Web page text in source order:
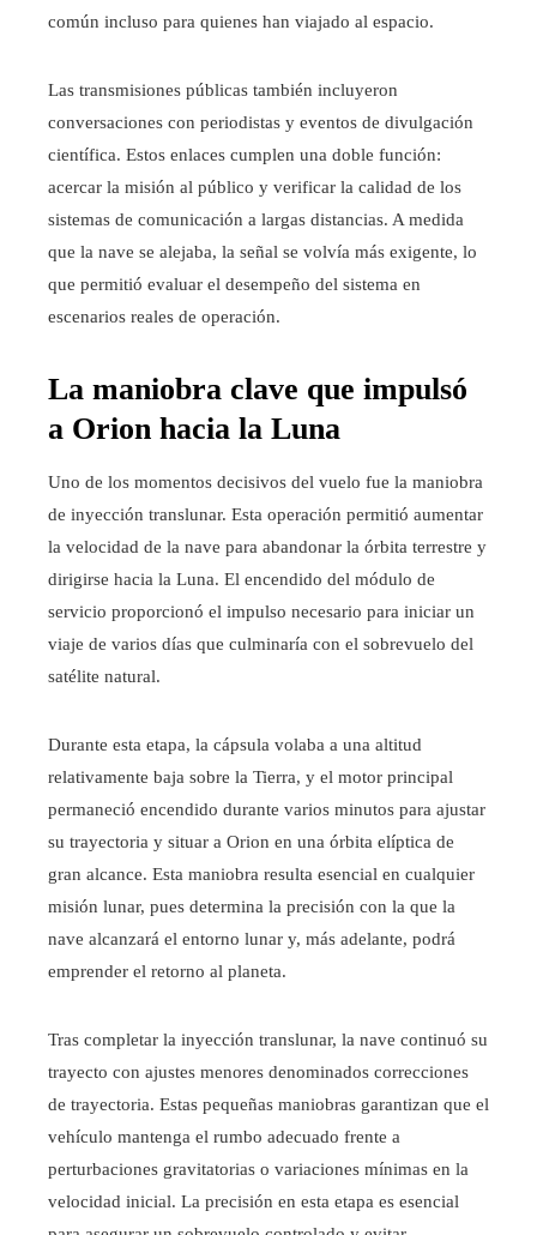
común incluso para quienes han viajado al espacio.
Las transmisiones públicas también incluyeron
conversaciones con periodistas y eventos de divulgación
científica. Estos enlaces cumplen una doble función:
acercar la misión al público y verificar la calidad de los
sistemas de comunicación a largas distancias. A medida
que la nave se alejaba, la señal se volvía más exigente, lo
que permitió evaluar el desempeño del sistema en
escenarios reales de operación.
La maniobra clave que impulsó
a Orion hacia la Luna
Uno de los momentos decisivos del vuelo fue la maniobra
de inyección translunar. Esta operación permitió aumentar
la velocidad de la nave para abandonar la órbita terrestre y
dirigirse hacia la Luna. El encendido del módulo de
servicio proporcionó el impulso necesario para iniciar un
viaje de varios días que culminaría con el sobrevuelo del
satélite natural.
Durante esta etapa, la cápsula volaba a una altitud
relativamente baja sobre la Tierra, y el motor principal
permaneció encendido durante varios minutos para ajustar
su trayectoria y situar a Orion en una órbita elíptica de
gran alcance. Esta maniobra resulta esencial en cualquier
misión lunar, pues determina la precisión con la que la
nave alcanzará el entorno lunar y, más adelante, podrá
emprender el retorno al planeta.
Tras completar la inyección translunar, la nave continuó su
trayecto con ajustes menores denominados correcciones
de trayectoria. Estas pequeñas maniobras garantizan que el
vehículo mantenga el rumbo adecuado frente a
perturbaciones gravitatorias o variaciones mínimas en la
velocidad inicial. La precisión en esta etapa es esencial